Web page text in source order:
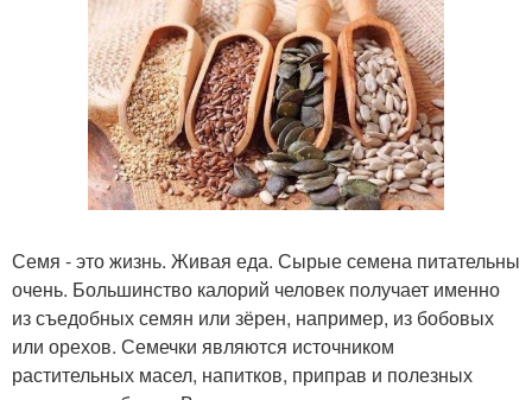
Семя - это жизнь. Живая еда. Сырые семена питательны
очень. Большинство калорий человек получает именно
из съедобных семян или зёрен, например, из бобовых
или орехов. Семечки являются источником
растительных масел, напитков, приправ и полезных